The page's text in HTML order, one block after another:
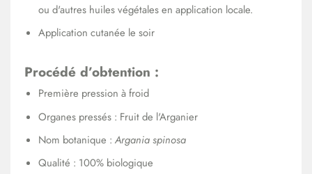
ou d'autres huiles végétales en application locale.
Application cutanée le soir
Procédé d’obtention :
Première pression à froid
Organes pressés : Fruit de l'Arganier
Nom botanique : Argania spinosa
Qualité : 100% biologique